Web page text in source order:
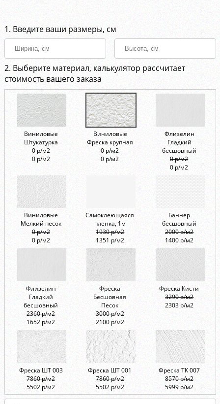
1. Введите ваши размеры, см
2. Выберите материал, калькулятор рассчитает
стоимость вашего заказа
Виниловые
Штукатурка
0 р/м2
0 р/м2
Виниловые
Фреска крупная
0 р/м2
0 р/м2
Флизелин
Гладкий
бесшовный
0 р/м2
0 р/м2
Виниловые
Мелкий песок
0 р/м2
0 р/м2
Самоклеющаяся
пленка, 1м
1930 р/м2
1351 р/м2
Баннер
бесшовный
2000 р/м2
1400 р/м2
Флизелин
Гладкий
бесшовный
2360 р/м2
1652 р/м2
Фреска
Бесшовная
Песок
3000 р/м2
2100 р/м2
Фреска Кисти
3290 р/м2
2303 р/м2
Фреска ШТ 003
7860 р/м2
5502 р/м2
Фреска ШТ 001
7860 р/м2
5502 р/м2
Фреска ТК 007
8570 р/м2
5999 р/м2